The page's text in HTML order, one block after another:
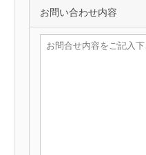
お問い合わせ内容